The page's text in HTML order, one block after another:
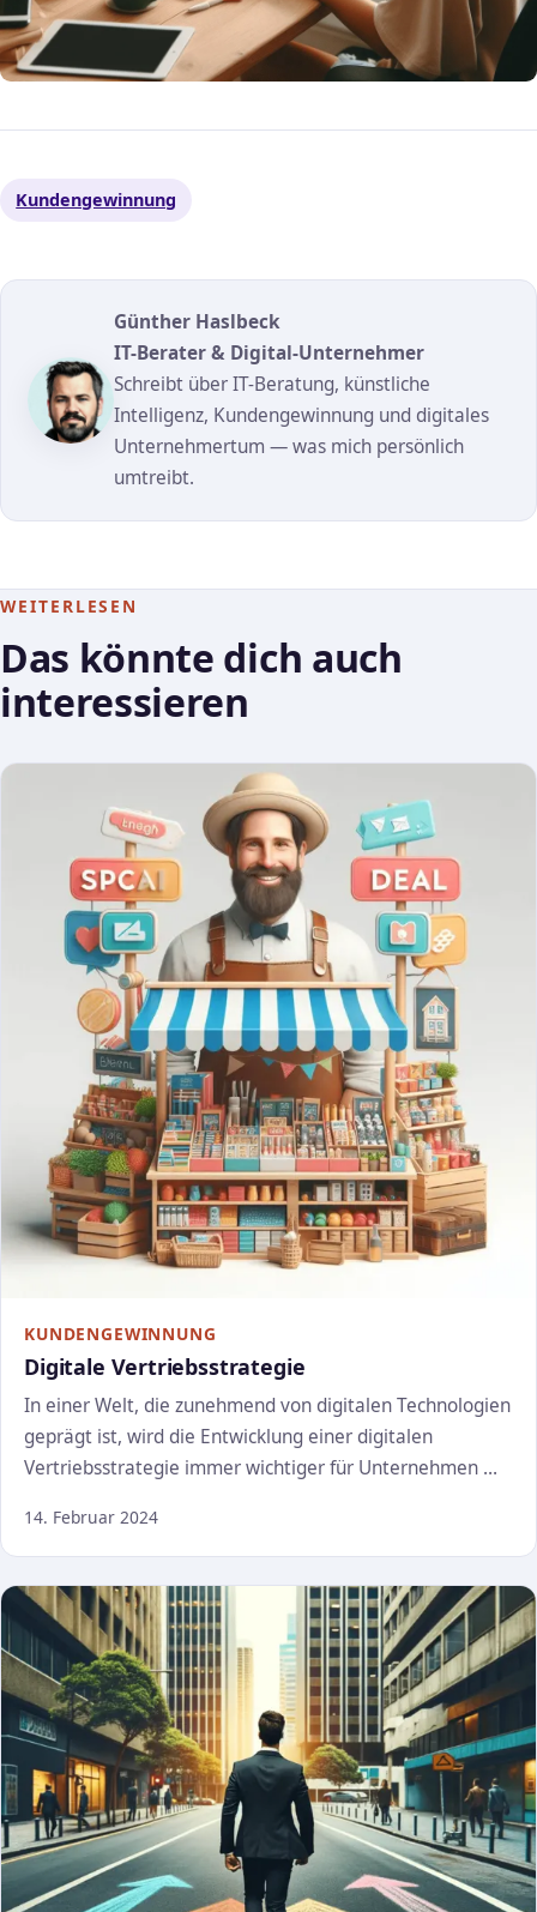
Kundengewinnung
Günther Haslbeck
IT-Berater & Digital-Unternehmer
Schreibt über IT-Beratung, künstliche
Intelligenz, Kundengewinnung und digitales
Unternehmertum — was mich persönlich
umtreibt.
WEITERLESEN
Das könnte dich auch
interessieren
KUNDENGEWINNUNG
Digitale Vertriebsstrategie
In einer Welt, die zunehmend von digitalen Technologien
geprägt ist, wird die Entwicklung einer digitalen
Vertriebsstrategie immer wichtiger für Unternehmen …
14. Februar 2024